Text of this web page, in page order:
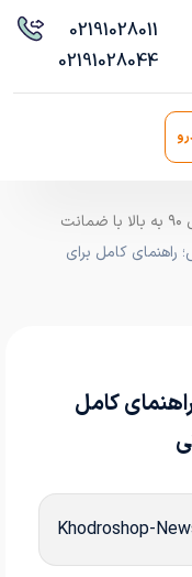
02191028011
02191028044
خودرو شاپ، خرید و فروش خودرو اقساطی مدل ۹۰ به بالا با ضمانت
کامل برای
کامل
Khodroshop-